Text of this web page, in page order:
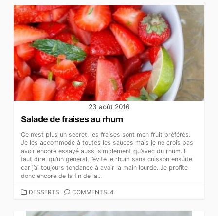
23 août 2016
Salade de fraises au rhum
Ce n’est plus un secret, les fraises sont mon fruit préférés.
Je les accommode à toutes les sauces mais je ne crois pas
avoir encore essayé aussi simplement qu’avec du rhum. Il
faut dire, qu’un général, j’évite le rhum sans cuisson ensuite
car j’ai toujours tendance à avoir la main lourde. Je profite
donc encore de la fin de la...
CATEGORIES
DESSERTS COMMENTS: 4